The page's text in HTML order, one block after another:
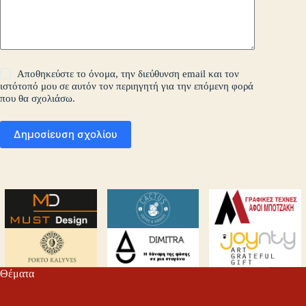
Αποθηκεύστε το όνομα, την διεύθυνση email και τον
ιστότοπό μου σε αυτόν τον περιηγητή για την επόμενη φορά
που θα σχολιάσω.
Δημοσίευση σχολίου
Θέματα